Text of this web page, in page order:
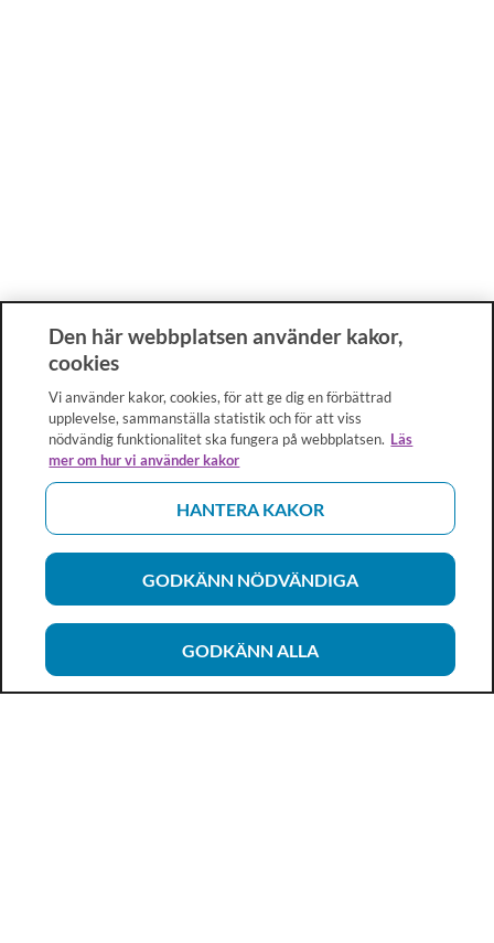
Den här webbplatsen använder kakor,
cookies
Vi använder kakor, cookies, för att ge dig en förbättrad
upplevelse, sammanställa statistik och för att viss
nödvändig funktionalitet ska fungera på webbplatsen. Läs
mer om hur vi använder kakor
HANTERA KAKOR
GODKÄNN NÖDVÄNDIGA
GODKÄNN ALLA